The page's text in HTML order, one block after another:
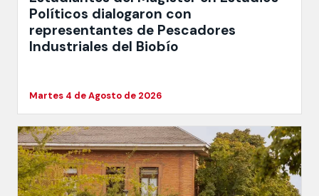
Políticos dialogaron con
representantes de Pescadores
Industriales del Biobío
Martes 4 de Agosto de 2026